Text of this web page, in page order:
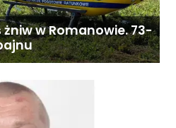
w Romanowie. 73-